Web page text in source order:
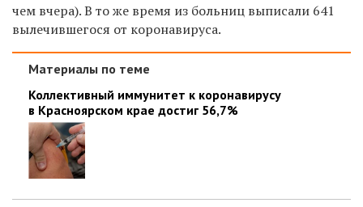
чем вчера). В то же время из больниц выписали 641
вылечившегося от коронавируса.
Материалы по теме
Коллективный иммунитет к коронавирусу
в Красноярском крае достиг 56,7%